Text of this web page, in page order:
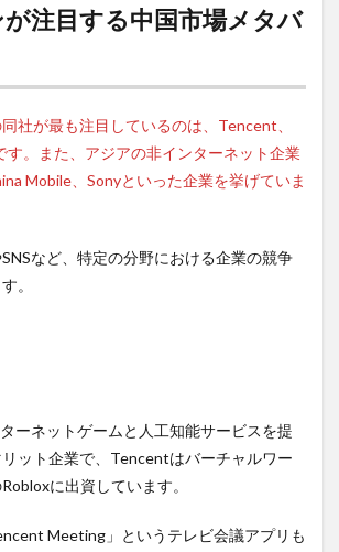
注目する中国市場メタバ
社が最も注目しているのは、Tencent、
す。また、アジアの非インターネット企業
Mobile、Sonyといった企業を挙げていま
など、特定の分野における企業の競争
。
ーネットゲームと人工知能サービスを提
ット企業で、Tencentはバーチャルワー
に出資しています。
Meeting」というテレビ会議アプリも